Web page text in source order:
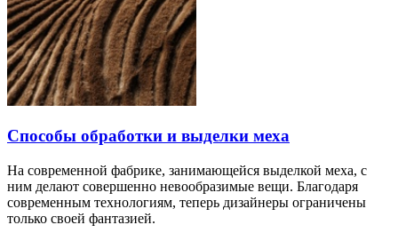
Способы обработки и выделки меха
На современной фабрике, занимающейся выделкой меха, с
ним делают совершенно невообразимые вещи. Благодаря
современным технологиям, теперь дизайнеры ограничены
только своей фантазией.